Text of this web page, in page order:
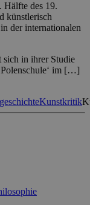
Hälfte des 19.
künstlerisch
der internationalen
in ihrer Studie
Polenschule‘ im […]
Kunstkritik